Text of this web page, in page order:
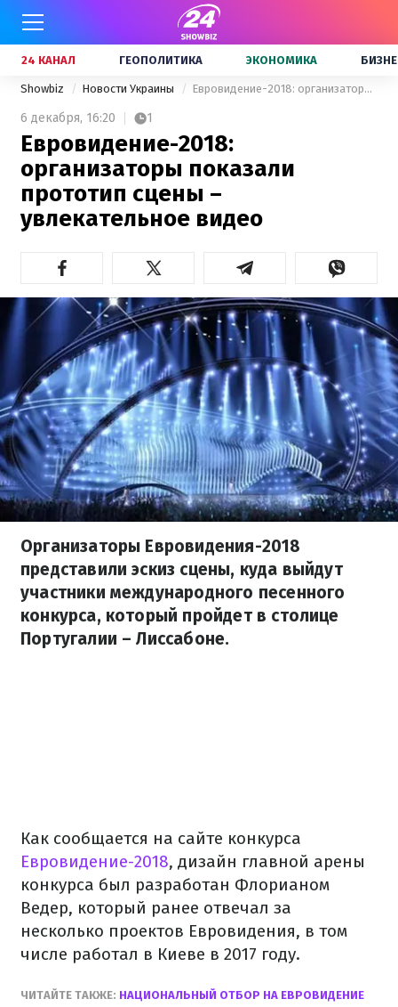
24 КАНАЛ ГЕОПОЛИТИКА ЭКОНОМИКА
Showbiz Новости Украины Евровидение-2018: организаторы показали прототип сцены – увлекательное видео
6 декабря, 16:20 1
Евровидение-2018:
организаторы показали
прототип сцены –
увлекательное видео
Организаторы Евровидения-2018
представили эскиз сцены, куда выйдут
участники международного песенного
конкурса, который пройдет в столице
Португалии – Лиссабоне.
Как сообщается на сайте конкурса
Евровидение-2018, дизайн главной арены
конкурса был разработан Флорианом
Ведер, который ранее отвечал за
несколько проектов Евровидения, в том
числе работал в Киеве в 2017 году.
ЧИТАЙТЕ ТАКЖЕ: НАЦИОНАЛЬНЫЙ ОТБОР НА ЕВРОВИДЕНИЕ